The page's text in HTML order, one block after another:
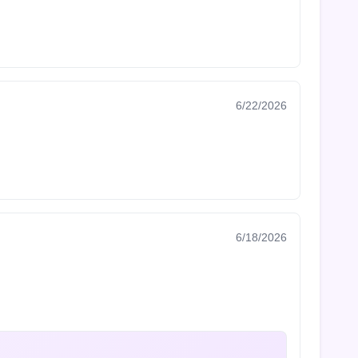
6/22/2026
6/18/2026